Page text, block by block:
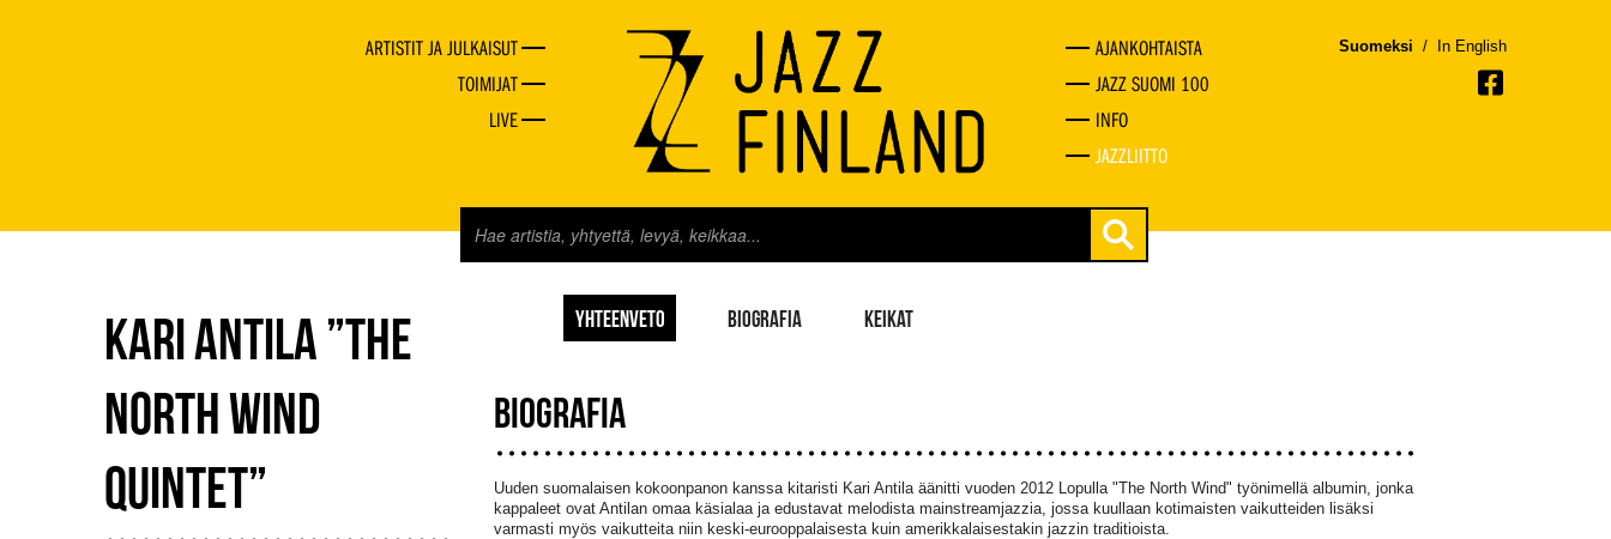
ARTISTIT JA JULKAISUT
TOIMIJAT
LIVE
AJANKOHTAISTA
JAZZ SUOMI 100
INFO
JAZZLIITTO
Suomeksi / In English
YHTEENVETO BIOGRAFIA KEIKAT
KARI ANTILA ”THE
NORTH WIND
QUINTET”
BIOGRAFIA
Uuden suomalaisen kokoonpanon kanssa kitaristi Kari Antila äänitti vuoden 2012 Lopulla "The North Wind" työnimellä albumin, jonka
kappaleet ovat Antilan omaa käsialaa ja edustavat melodista mainstreamjazzia, jossa kuullaan kotimaisten vaikutteiden lisäksi
varmasti myös vaikutteita niin keski-eurooppalaisesta kuin amerikkalaisestakin jazzin traditioista.